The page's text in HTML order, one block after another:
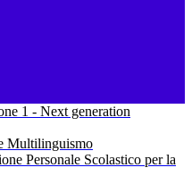
1 - Next generation
Multilinguismo
Personale Scolastico per la